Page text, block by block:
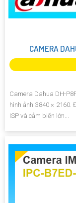
CAMERA
Camera Dahua DH-
hình ảnh 3840 × 2160.
ISP và cảm biến lớn...